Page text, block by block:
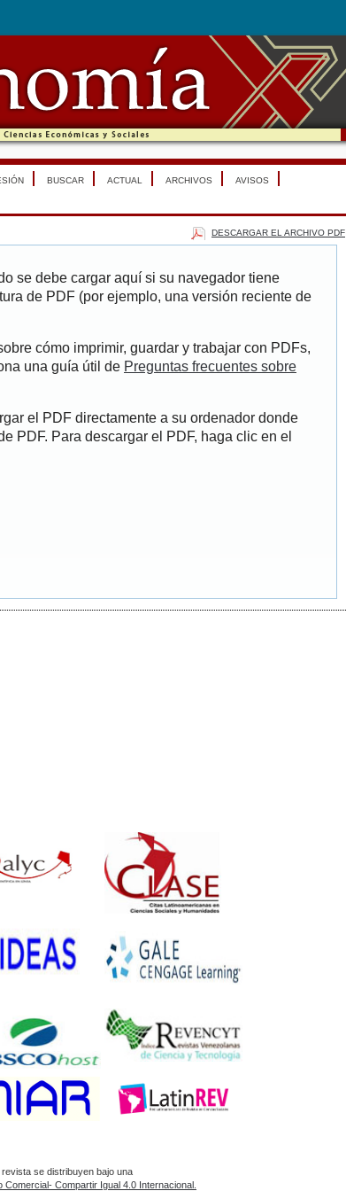
BUSCAR ACTUAL ARCHIVOS AVISOS
DESCARGAR EL ARCHIVO PDF
se debe cargar aquí si su navegador tiene
de PDF (por ejemplo, una versión reciente de
cómo imprimir, guardar y trabajar con PDFs,
una guía útil de Preguntas frecuentes sobre
el PDF directamente a su ordenador donde
PDF. Para descargar el PDF, haga clic en el
se distribuyen bajo una
Compartir Igual 4.0 Internacional.